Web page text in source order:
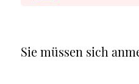
Sie müssen sich